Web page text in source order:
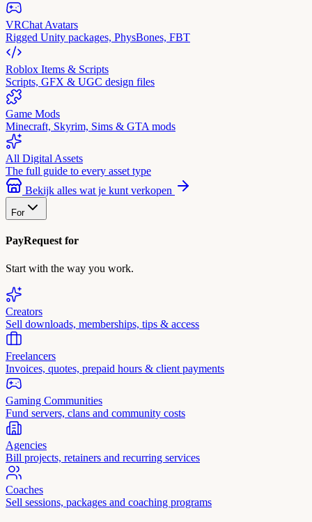
VRChat Avatars
Rigged Unity packages, PhysBones, FBT
Roblox Items & Scripts
Scripts, GFX & UGC design files
Game Mods
Minecraft, Skyrim, Sims & GTA mods
All Digital Assets
The full guide to every asset type
Bekijk alles wat je kunt verkopen
For
PayRequest for
Start with the way you work.
Creators
Sell downloads, memberships, tips & access
Freelancers
Invoices, quotes, prepaid hours & client payments
Gaming Communities
Fund servers, clans and community costs
Agencies
Bill projects, retainers and recurring services
Coaches
Sell sessions, packages and coaching programs